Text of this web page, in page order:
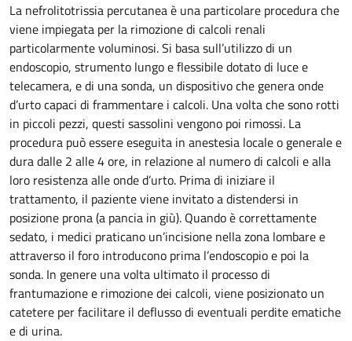
La nefrolitotrissia percutanea è una particolare procedura che
viene impiegata per la rimozione di calcoli renali
particolarmente voluminosi. Si basa sull’utilizzo di un
endoscopio, strumento lungo e flessibile dotato di luce e
telecamera, e di una sonda, un dispositivo che genera onde
d’urto capaci di frammentare i calcoli. Una volta che sono rotti
in piccoli pezzi, questi sassolini vengono poi rimossi. La
procedura può essere eseguita in anestesia locale o generale e
dura dalle 2 alle 4 ore, in relazione al numero di calcoli e alla
loro resistenza alle onde d’urto. Prima di iniziare il
trattamento, il paziente viene invitato a distendersi in
posizione prona (a pancia in giù). Quando è correttamente
sedato, i medici praticano un’incisione nella zona lombare e
attraverso il foro introducono prima l’endoscopio e poi la
sonda. In genere una volta ultimato il processo di
frantumazione e rimozione dei calcoli, viene posizionato un
catetere per facilitare il deflusso di eventuali perdite ematiche
e di urina.